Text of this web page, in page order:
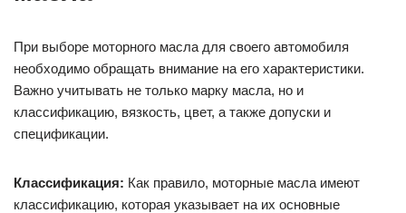
При выборе моторного масла для своего автомобиля
необходимо обращать внимание на его характеристики.
Важно учитывать не только марку масла, но и
классификацию, вязкость, цвет, а также допуски и
спецификации.
Классификация: Как правило, моторные масла имеют
классификацию, которая указывает на их основные